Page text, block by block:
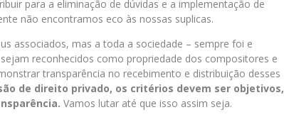
para a eliminação de dúvidas e a implementação de
não encontramos eco às nossas suplicas.
associados, mas a toda a sociedade – sempre foi e
reconhecidos como propriedade dos compositores e
transparência no recebimento e distribuição desses
de direito privado, os critérios devem ser objetivos,
Vamos lutar até que isso assim seja.